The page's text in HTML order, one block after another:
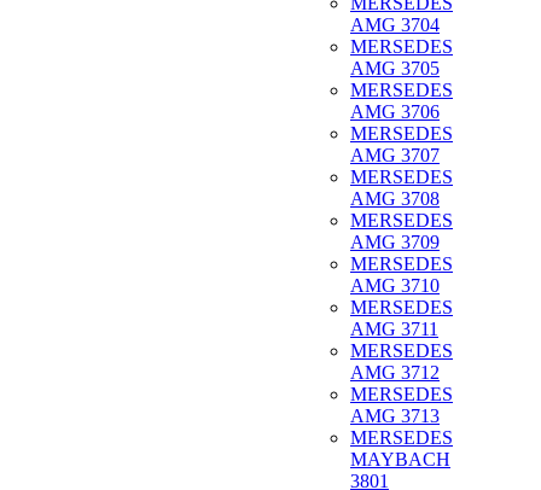
AMG 3704
MERSEDES
AMG 3705
MERSEDES
AMG 3706
MERSEDES
AMG 3707
MERSEDES
AMG 3708
MERSEDES
AMG 3709
MERSEDES
AMG 3710
MERSEDES
AMG 3711
MERSEDES
AMG 3712
MERSEDES
AMG 3713
MERSEDES
MAYBACH
3801